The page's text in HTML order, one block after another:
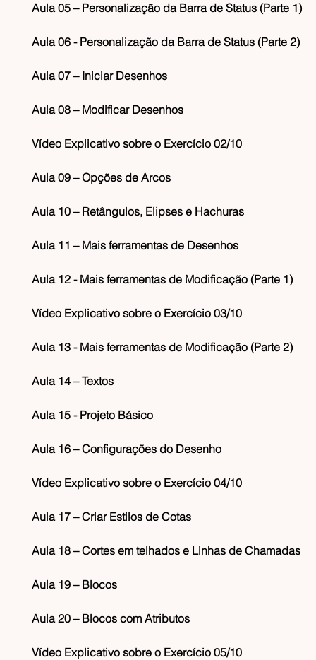
Aula 05 – Personalização da Barra de Status (Parte 1)
Aula 06 - Personalização da Barra de Status (Parte 2)
Aula 07 – Iniciar Desenhos
Aula 08 – Modificar Desenhos
Vídeo Explicativo sobre o Exercício 02/10
Aula 09 – Opções de Arcos
Aula 10 – Retângulos, Elipses e Hachuras
Aula 11 – Mais ferramentas de Desenhos
Aula 12 - Mais ferramentas de Modificação (Parte 1)
Vídeo Explicativo sobre o Exercício 03/10
Aula 13 - Mais ferramentas de Modificação (Parte 2)
Aula 14 – Textos
Aula 15 - Projeto Básico
Aula 16 – Configurações do Desenho
Vídeo Explicativo sobre o Exercício 04/10
Aula 17 – Criar Estilos de Cotas
Aula 18 – Cortes em telhados e Linhas de Chamadas
Aula 19 – Blocos
Aula 20 – Blocos com Atributos
Vídeo Explicativo sobre o Exercício 05/10